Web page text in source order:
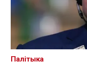
Палітыка